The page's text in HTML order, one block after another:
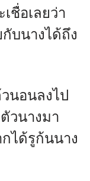
ชื่อเลยว่า
บนางได้ถึง
นอนลงไป
วนางมา
ได้รูก้นนาง